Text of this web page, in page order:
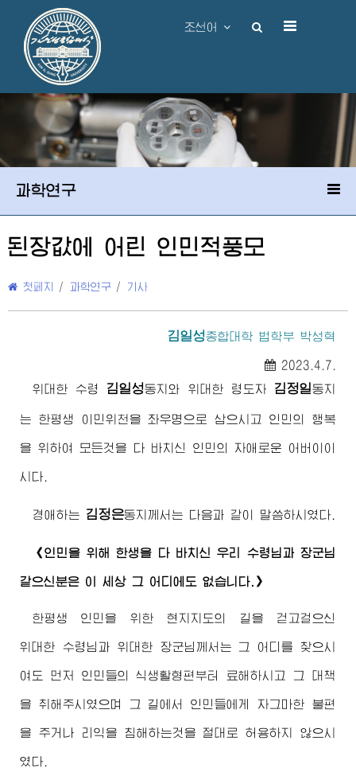
조선어
과학연구
된장값에 어린 인민적풍모
첫페지 / 과학연구 / 기사
김일성종합대학 법학부 박성혁
2023.4.7.
위대한
수령 김일성동지와 위대한 령도자 김정일동지
는 한평생 이민위천을 좌우명으로 삼으시고 인민의 행복
을 위하여 모든것을 다 바치신 인민의 자애로운 어버이 이
시다.
경애하는 김정은동지께서 는 다음과 같이 말씀하시였다.
《인민을 위해 한생을 다 바치신 우리 수령님 과 장군님
같으신분은 이 세상 그 어디에도 없습니다.》
한평생 인민을 위한 현지지도의 길을 걷고걸으신
위대한 수령님 과 위대한 장군님께서 는 그 어디를 찾으시
여도 먼저 인민들의 식생활형편부터 료해하시고 그 대책
을 취해주시였으며 그 길에서 인민들에게 자그마한 불편
을 주거나 리익을 침해하는것을 절대로 허용하지 않으시
였다.